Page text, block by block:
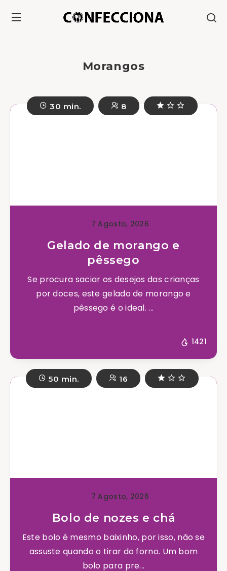
Morangos
30 min. 8
7 Agosto, 2026
Gelado de morango e
pêssego
Se procura saciar os desejos das crianças
por doces, este gelado de morango e
pêssego é o ideal. ...
1421
50 min. 16
7 Agosto, 2026
Bolo de nozes e chá
Este bolo é mesmo baixinho, por isso, não se
assuste quando o tirar do forno. Um bom
bolo para pre...